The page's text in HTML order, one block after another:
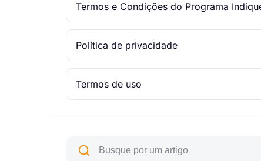
Termos e Condições do Programa
Política de privacidade
Termos de uso